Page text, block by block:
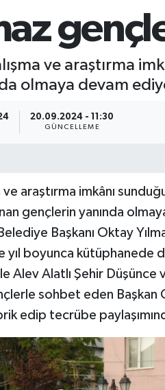
ve araştırma
olmaya devam
20.09.2024 - 11:30
GÜNCELLEME
ve araştırma imkânı
gençlerin yanında
Belediye Başkanı Oktay
yıl boyunca kütüphanede
Alev Alatlı Şehir Düşünce
sohbet eden Başkan
edip tecrübe